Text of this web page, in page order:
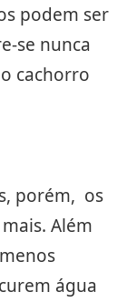
podem ser
se nunca
cachorro
porém, os
Além
água